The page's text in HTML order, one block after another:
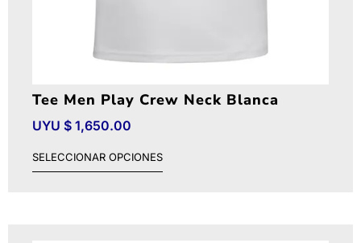
Tee Men Play Crew Neck Blanca
UYU $ 1,650.00
SELECCIONAR OPCIONES